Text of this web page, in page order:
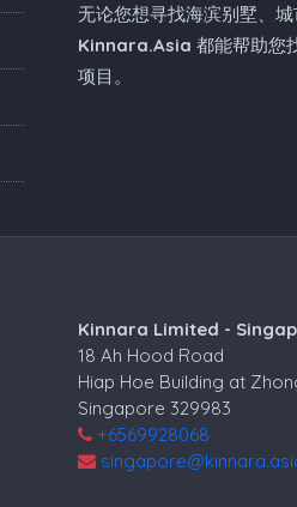
无论您想寻找海滨别墅、
Kinnara.Asia 都能帮助您
项目。
Kinnara Limited -
18 Ah Hood Road
Hiap Hoe Building at
Singapore 329983
+6569928068